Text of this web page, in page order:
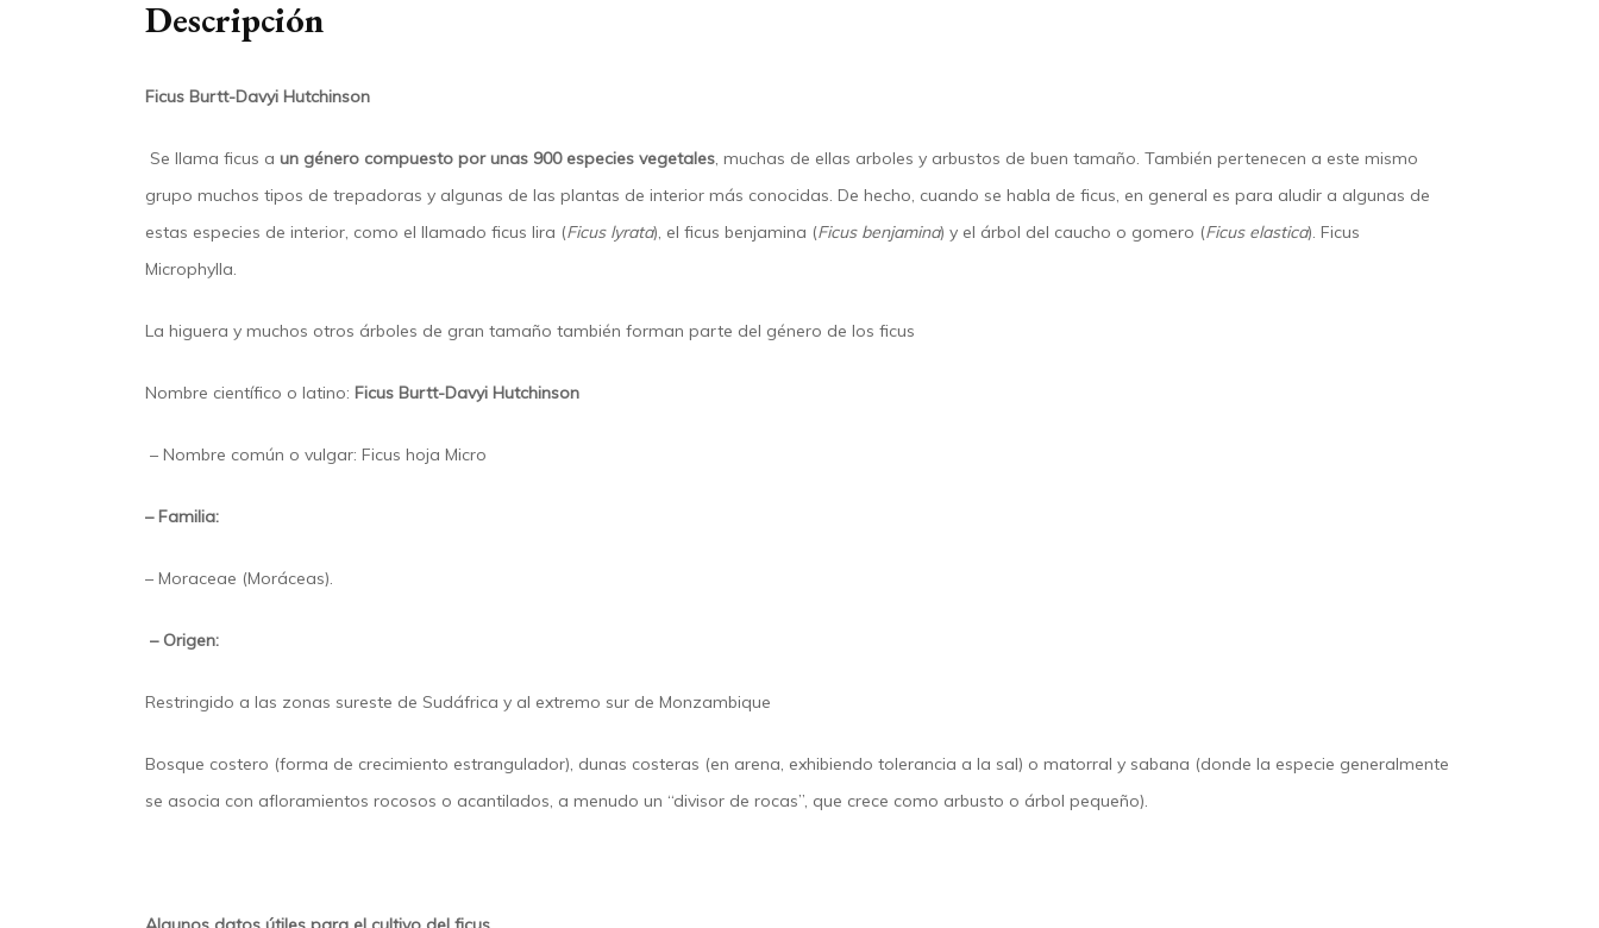
Descripción
Ficus Burtt-Davyi Hutchinson
Se llama ficus a un género compuesto por unas 900 especies vegetales, muchas de ellas arboles y arbustos de buen tamaño. También pertenecen a este mismo
grupo muchos tipos de trepadoras y algunas de las plantas de interior más conocidas. De hecho, cuando se habla de ficus, en general es para aludir a algunas de
estas especies de interior, como el llamado ficus lira (Ficus lyrata), el ficus benjamina (Ficus benjamina) y el árbol del caucho o gomero (Ficus elastica). Ficus
Microphylla.
La higuera y muchos otros árboles de gran tamaño también forman parte del género de los ficus
Nombre científico o latino: Ficus Burtt-Davyi Hutchinson
– Nombre común o vulgar: Ficus hoja Micro
– Familia:
– Moraceae (Moráceas).
– Origen:
Restringido a las zonas sureste de Sudáfrica y al extremo sur de Monzambique
Bosque costero (forma de crecimiento estrangulador), dunas costeras (en arena, exhibiendo tolerancia a la sal) o matorral y sabana (donde la especie generalmente
se asocia con afloramientos rocosos o acantilados, a menudo un “divisor de rocas”, que crece como arbusto o árbol pequeño).